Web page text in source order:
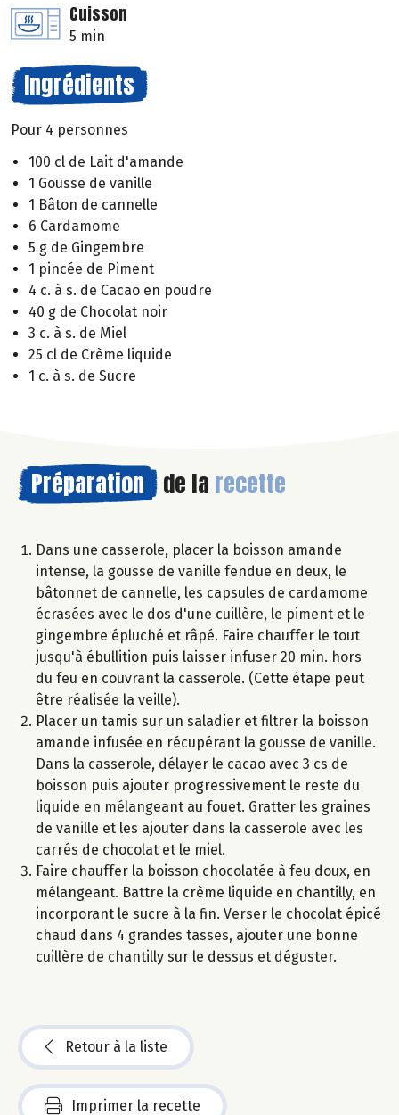
Cuisson
5 min
Ingrédients
Pour 4 personnes
100 cl de Lait d'amande
1 Gousse de vanille
1 Bâton de cannelle
6 Cardamome
5 g de Gingembre
1 pincée de Piment
4 c. à s. de Cacao en poudre
40 g de Chocolat noir
3 c. à s. de Miel
25 cl de Crème liquide
1 c. à s. de Sucre
Préparation de la recette
Dans une casserole, placer la boisson amande
intense, la gousse de vanille fendue en deux, le
bâtonnet de cannelle, les capsules de cardamome
écrasées avec le dos d'une cuillère, le piment et le
gingembre épluché et râpé. Faire chauffer le tout
jusqu'à ébullition puis laisser infuser 20 min. hors
du feu en couvrant la casserole. (Cette étape peut
être réalisée la veille).
Placer un tamis sur un saladier et filtrer la boisson
amande infusée en récupérant la gousse de vanille.
Dans la casserole, délayer le cacao avec 3 cs de
boisson puis ajouter progressivement le reste du
liquide en mélangeant au fouet. Gratter les graines
de vanille et les ajouter dans la casserole avec les
carrés de chocolat et le miel.
Faire chauffer la boisson chocolatée à feu doux, en
mélangeant. Battre la crème liquide en chantilly, en
incorporant le sucre à la fin. Verser le chocolat épicé
chaud dans 4 grandes tasses, ajouter une bonne
cuillère de chantilly sur le dessus et déguster.
Retour à la liste
Imprimer la recette